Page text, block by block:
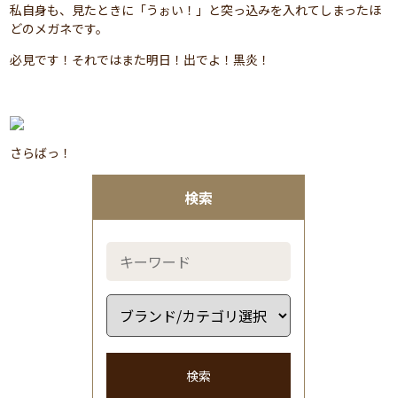
検索
検索
私自身も、見たときに「うぉい！」と突っ込みを入れてしまったほ
どのメガネです。
必見です！それではまた明日！出でよ！黒炎！
さらばっ！